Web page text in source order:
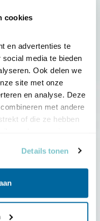
cookies
en advertenties te
media te bieden
Ook delen we
site met onze
en analyse. Deze
met andere
of die ze hebben
Details tonen
€ 36,00 per jaar